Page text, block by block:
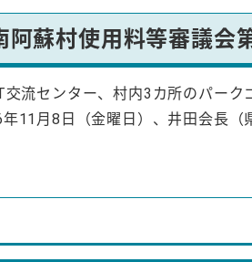
蘇村使用料等審議会
流センター、村内3カ所のパーク
11月8日（金曜日）、井田会長